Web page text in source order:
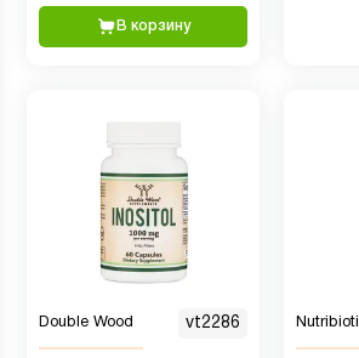
В корзину
Double Wood vt2286